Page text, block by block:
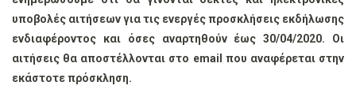
υποβολές αιτήσεων για τις ενεργές προσκλήσεις εκδήλωσης
ενδιαφέροντος και όσες αναρτηθούν έως 30/04/2020. Οι
αιτήσεις θα αποστέλλονται στο email που αναφέρεται στην
εκάστοτε πρόσκληση.